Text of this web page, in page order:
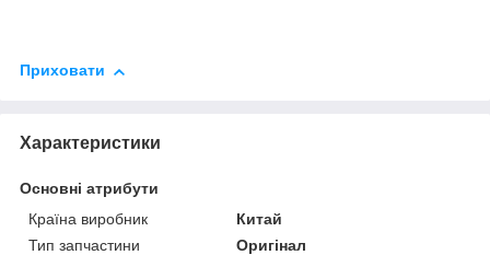
Приховати
Характеристики
Основні атрибути
Країна виробник
Китай
Тип запчастини
Оригінал